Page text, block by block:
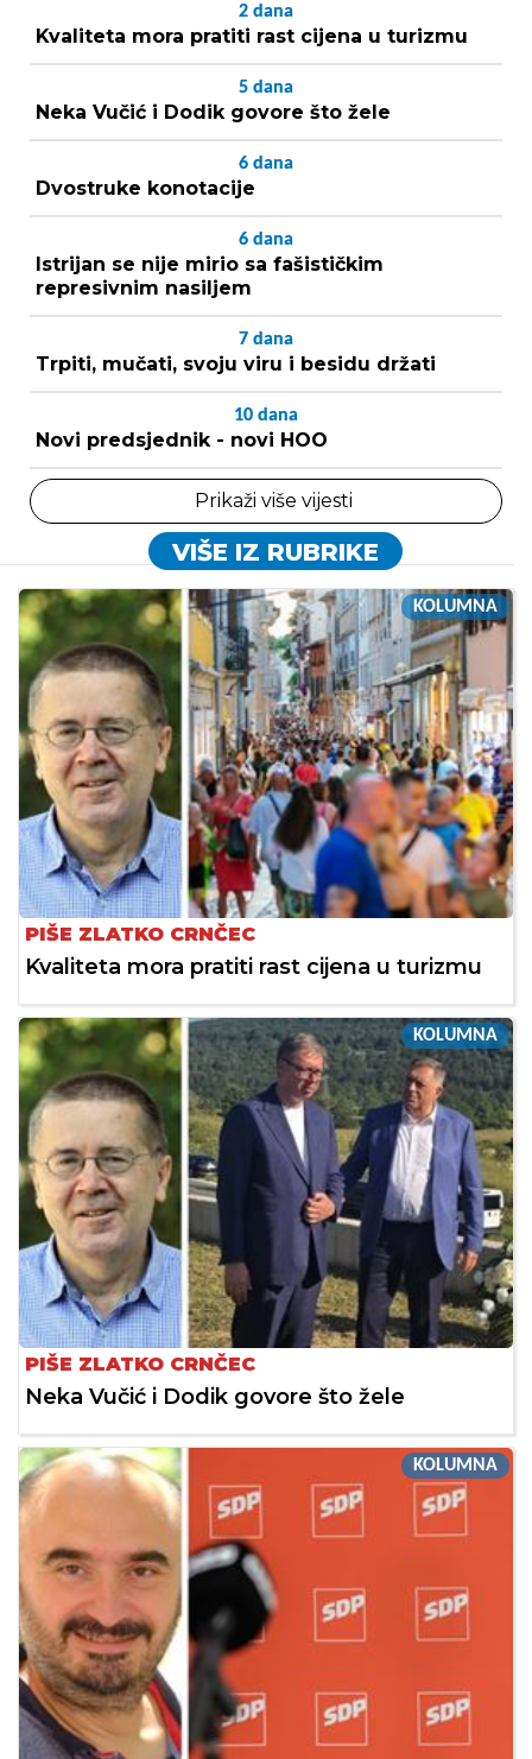
2 dana
Kvaliteta mora pratiti rast cijena u turizmu
5 dana
Neka Vučić i Dodik govore što žele
6 dana
Dvostruke konotacije
6 dana
Istrijan se nije mirio sa fašističkim
represivnim nasiljem
7 dana
Trpiti, mučati, svoju viru i besidu držati
10 dana
Novi predsjednik - novi HOO
Prikaži više vijesti
VIŠE IZ RUBRIKE
KOLUMNA
PIŠE ZLATKO CRNČEC
Kvaliteta mora pratiti rast cijena u turizmu
KOLUMNA
PIŠE ZLATKO CRNČEC
Neka Vučić i Dodik govore što žele
KOLUMNA